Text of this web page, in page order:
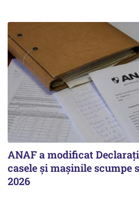
ANAF a modificat
casele și mașinile scumpe
2026